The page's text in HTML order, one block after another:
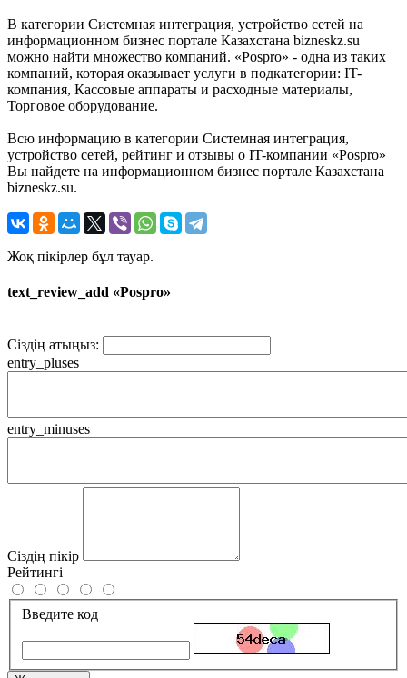
В категории Системная интеграция, устройство сетей на
информационном бизнес портале Казахстана bizneskz.su
можно найти множество компаний. «Pospro» - одна из таких
компаний, которая оказывает услуги в подкатегории: IT-
компания, Кассовые аппараты и расходные материалы,
Торговое оборудование.
Всю информацию в категории Системная интеграция,
устройство сетей, рейтинг и отзывы о IT-компании «Pospro»
Вы найдете на информационном бизнес портале Казахстана
bizneskz.su.
Жоқ пікірлер бұл тауар.
text_review_add «Pospro»
Сіздің атыңыз:
entry_pluses
entry_minuses
Сіздің пікір
Рейтингі
Введите код